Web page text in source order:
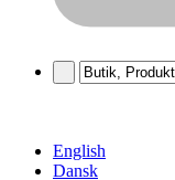
English
Dansk